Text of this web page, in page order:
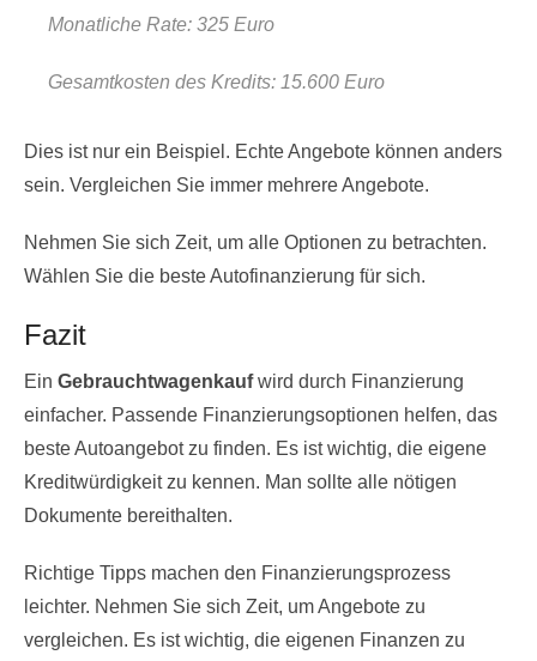
Monatliche Rate: 325 Euro
Gesamtkosten des Kredits: 15.600 Euro
Dies ist nur ein Beispiel. Echte Angebote können anders
sein. Vergleichen Sie immer mehrere Angebote.
Nehmen Sie sich Zeit, um alle Optionen zu betrachten.
Wählen Sie die beste Autofinanzierung für sich.
Fazit
Ein Gebrauchtwagenkaufwird durch Finanzierung
einfacher. Passende Finanzierungsoptionen helfen, das
beste Autoangebot zu finden. Es ist wichtig, die eigene
Kreditwürdigkeit zu kennen. Man sollte alle nötigen
Dokumente bereithalten.
Richtige Tipps machen den Finanzierungsprozess
leichter. Nehmen Sie sich Zeit, um Angebote zu
vergleichen. Es ist wichtig, die eigenen Finanzen zu